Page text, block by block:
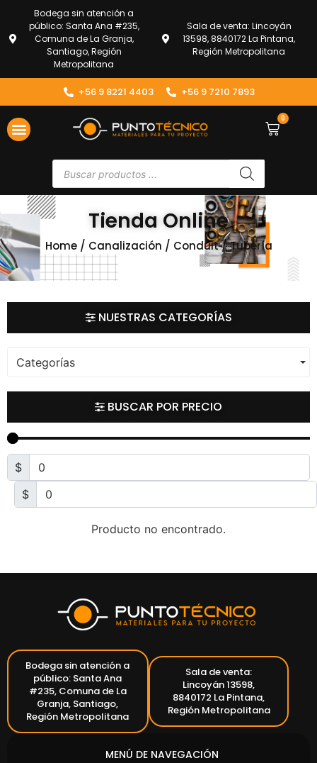
Bodega sin atención a
público: Santa Ana #235,
Comuna de La Granja,
Santiago, Región
Metropolitana
Sala de venta: Lincoyán
13598, 8840172 La Pintana,
Región Metropolitana
+56 9 8221 4403 +56 9 7210 7893
0
Tienda Online
Home/ Canalización / Conduit/ Tubería
NUESTRAS CATEGORÍAS
Categorías
BUSCAR POR PRECIO
$
$
Producto no encontrado.
Bodega sin atención a
público: Santa Ana
#235, Comuna de La
Granja, Santiago,
Región Metropolitana
Sala de venta:
Lincoyán 13598,
8840172 La Pintana,
Región Metropolitana
MENÚ DE NAVEGACIÓN